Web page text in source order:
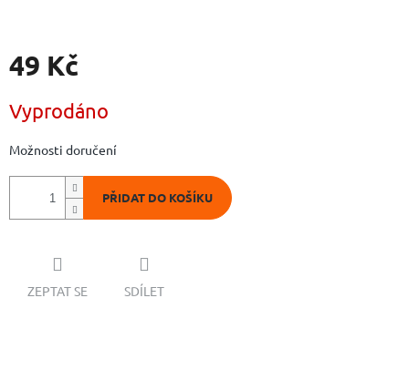
49 Kč
cena:
Vyprodáno
Možnosti doručení
PŘIDAT DO KOŠÍKU
ZEPTAT SE SDÍLET